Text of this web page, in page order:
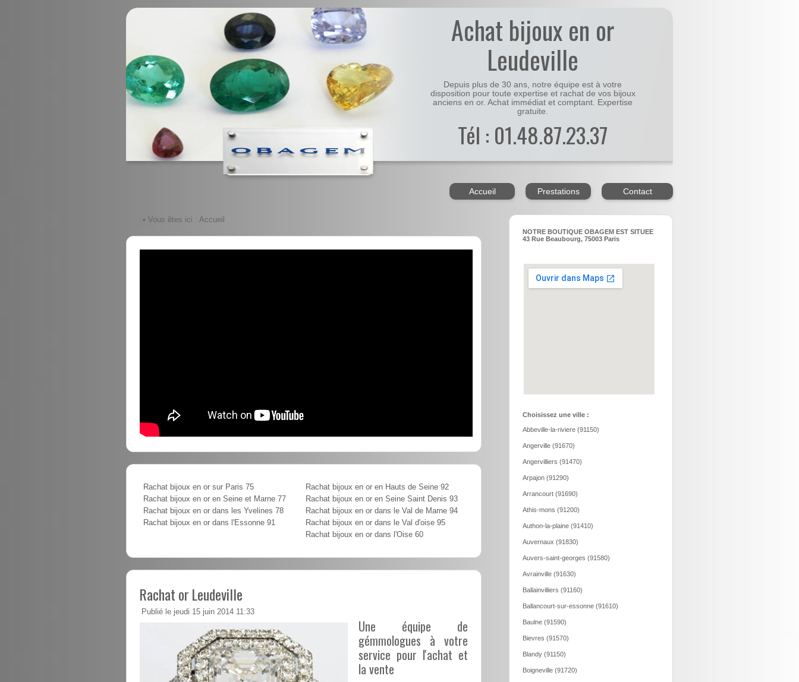
Achat bijoux en or
Leudeville
Depuis plus de 30 ans, notre équipe est à votre
disposition pour toute expertise et rachat de vos bijoux
anciens en or. Achat immédiat et comptant. Expertise
gratuite.
Tél : 01.48.87.23.37
Accueil Prestations Contact
• Vous êtes ici : Accueil
Rachat bijoux en or sur Paris 75
Rachat bijoux en or en Seine et Marne 77
Rachat bijoux en or dans les Yvelines 78
Rachat bijoux en or dans l'Essonne 91
Rachat bijoux en or en Hauts de Seine 92
Rachat bijoux en or en Seine Saint Denis 93
Rachat bijoux en or dans le Val de Marne 94
Rachat bijoux en or dans le Val d'oise 95
Rachat bijoux en or dans l'Oise 60
Rachat or Leudeville
Publié le jeudi 15 juin 2014 11:33
Une équipe de
gémmologues à votre
service pour l'achat et
la vente
NOTRE BOUTIQUE OBAGEM EST SITUEE
43 Rue Beaubourg, 75003 Paris
Choisissez une ville :
Abbeville-la-riviere (91150)
Angerville (91670)
Angervilliers (91470)
Arpajon (91290)
Arrancourt (91690)
Athis-mons (91200)
Authon-la-plaine (91410)
Auvernaux (91830)
Auvers-saint-georges (91580)
Avrainville (91630)
Ballainvilliers (91160)
Ballancourt-sur-essonne (91610)
Baulne (91590)
Bievres (91570)
Blandy (91150)
Boigneville (91720)